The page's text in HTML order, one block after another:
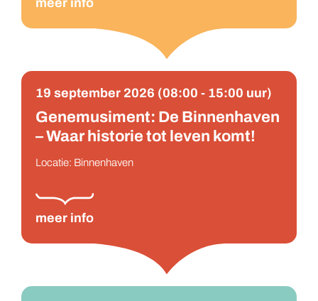
19 september 2026 (08:00 - 15:00 uur)
Genemusiment: De Binnenhaven
– Waar historie tot leven komt!
Locatie: Binnenhaven